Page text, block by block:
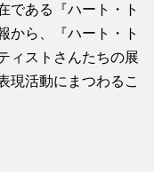
である『ハート・ト
から、『ハート・ト
ィストさんたちの展
現活動にまつわるこ